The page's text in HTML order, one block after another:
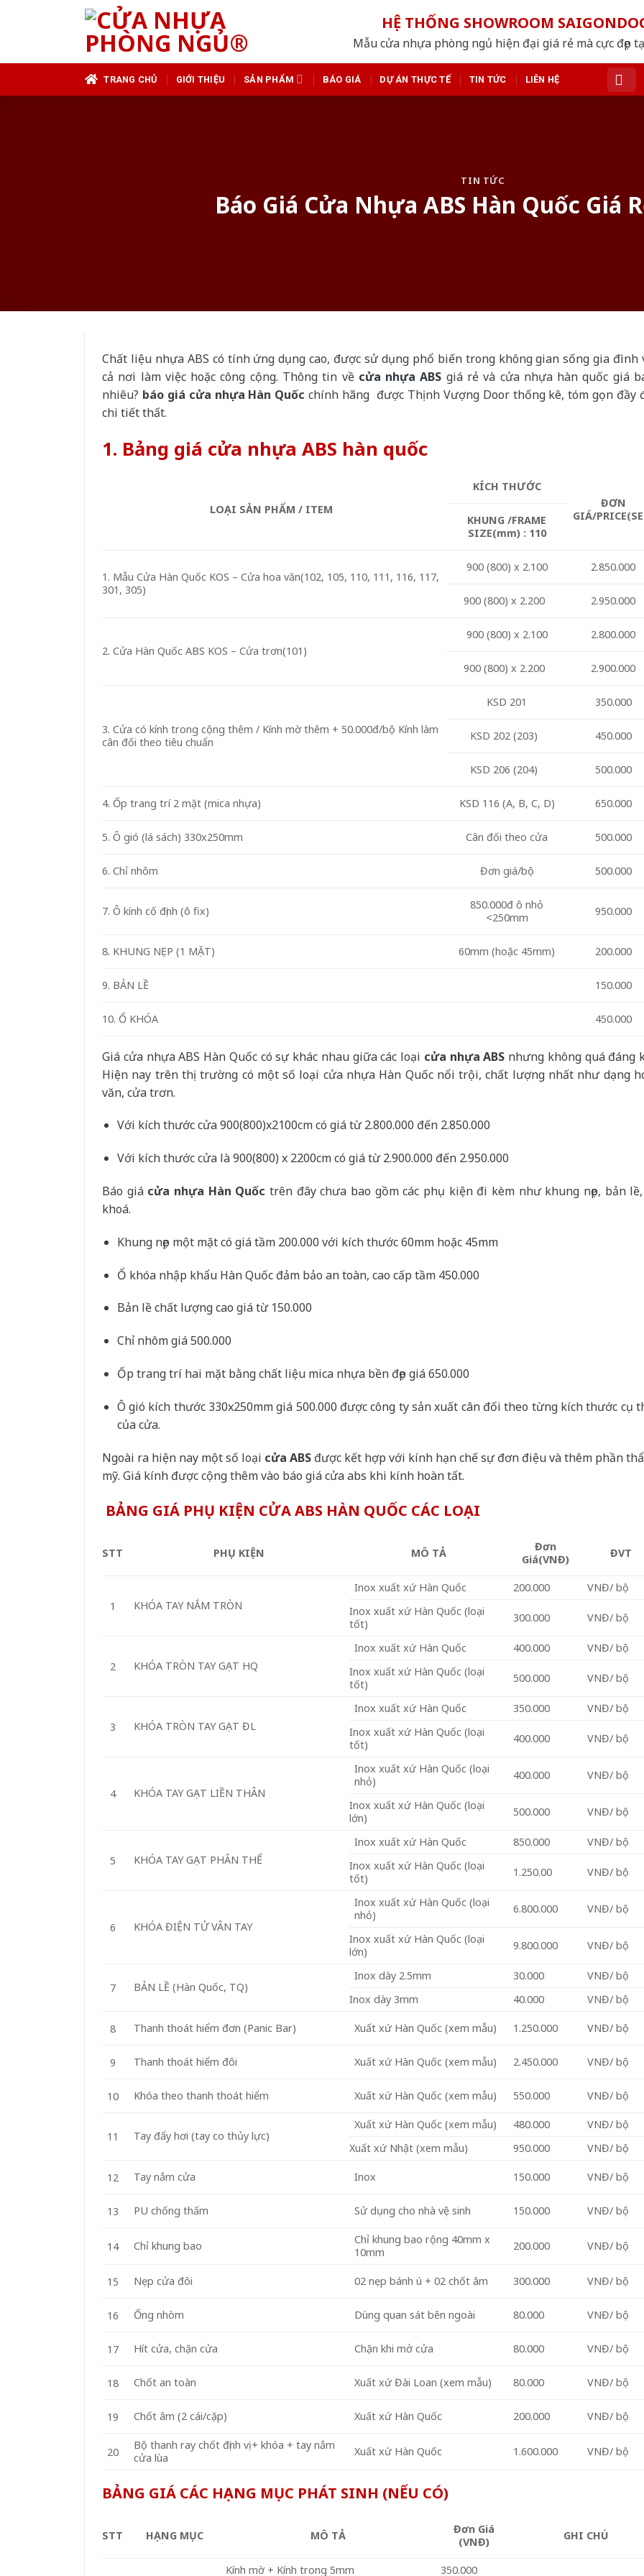
HỆ THỐNG SHOWROOM
Mẫu cửa nhựa phòng ngủ hiện đại giá rẻ mà cực đẹp
TRANG CHỦ GIỚI THIỆU SẢN PHẨM BÁO GIÁ DỰ ÁN THỰC TẾ TIN TỨC LIÊN HỆ
TIN TỨC
Báo Giá Cửa Nhựa ABS Hàn Quốc Giá
Chất liệu nhựa ABS có tính ứng dụng cao, được sử dụng phổ biến trong không gian sống gia đình
cả nơi làm việc hoặc công cộng. Thông tin về cửa nhựa ABS giá rẻ và cửa nhựa hàn quốc giá
nhiêu? báo giá cửa nhựa Hàn Quốcchính hãng được Thịnh Vượng Door thống kê, tóm gọn đầy
chi tiết thất.
1. Bảng giá cửa nhựa ABS hàn quốc
LOẠI SẢN PHẨM / ITEM
KÍCH THƯỚC
ĐƠN
GIÁ/
KHUNG /FRAME
SIZE(mm) : 110
1. Mẫu Cửa Hàn Quốc KOS – Cửa hoa văn(102, 105, 110, 111, 116, 117,
301, 305)
900 (800) x 2.100 2.850.000
900 (800) x 2.200 2.950.000
2. Cửa Hàn Quốc ABS KOS – Cửa trơn(101)
900 (800) x 2.100 2.800.000
900 (800) x 2.200 2.900.000
3. Cửa có kính trong cộng thêm / Kính mờ thêm + 50.000đ/bộ Kính làm
cân đối theo tiêu chuẩn
KSD 201 350.000
KSD 202 (203) 450.000
KSD 206 (204) 500.000
4. Ốp trang trí 2 mặt (mica nhựa) KSD 116 (A, B, C, D) 650.000
5. Ô gió (lá sách) 330x250mm Cân đối theo cửa 500.000
6. Chỉ nhôm Đơn giá/bộ 500.000
7. Ô kính cố định (ô fix)
850.000đ ô nhỏ
<250mm
950.000
8. KHUNG NẸP (1 MẶT) 60mm (hoặc 45mm) 200.000
9. BẢN LỀ 150.000
10. Ổ KHÓA 450.000
Giá cửa nhựa ABS Hàn Quốc có sự khác nhau giữa các loại cửa nhựa ABS nhưng không quá đáng
Hiện nay trên thị trường có một số loại cửa nhựa Hàn Quốc nổi trội, chất lượng nhất như dạng
văn, cửa trơn.
Với kích thước cửa 900(800)x2100cm có giá từ 2.800.000 đến 2.850.000
Với kích thước cửa là 900(800) x 2200cm có giá từ 2.900.000 đến 2.950.000
Báo giá cửa nhựa Hàn Quốctrên đây chưa bao gồm các phụ kiện đi kèm như khung nẹp, bản
khoá.
Khung nẹp một mặt có giá tầm 200.000 với kích thước 60mm hoặc 45mm
Ổ khóa nhập khẩu Hàn Quốc đảm bảo an toàn, cao cấp tầm 450.000
Bản lề chất lượng cao giá từ 150.000
Chỉ nhôm giá 500.000
Ốp trang trí hai mặt bằng chất liệu mica nhựa bền đẹp giá 650.000
Ô gió kích thước 330x250mm giá 500.000 được công ty sản xuất cân đối theo từng kích thước cụ
của cửa.
Ngoài ra hiện nay một số loại cửa ABS được kết hợp với kính hạn chế sự đơn điệu và thêm phần
mỹ. Giá kính được cộng thêm vào báo giá cửa abs khi kính hoàn tất.
BẢNG GIÁ PHỤ KIỆN CỬA ABS HÀN QUỐC CÁC LOẠI
STT PHỤ KIỆN MÔ TẢ
Đơn
Giá(VNĐ)
ĐVT
1 KHÓA TAY NẮM TRÒN
Inox xuất xứ Hàn Quốc 200.000
VNĐ/ bộ
Inox xuất xứ Hàn Quốc (loại
tốt)
300.000 VNĐ/ bộ
2 KHÓA TRÒN TAY GẠT HQ
Inox xuất xứ Hàn Quốc 400.000
VNĐ/ bộ
Inox xuất xứ Hàn Quốc (loại
tốt)
500.000 VNĐ/ bộ
3 KHÓA TRÒN TAY GẠT ĐL
Inox xuất xứ Hàn Quốc 350.000
VNĐ/ bộ
Inox xuất xứ Hàn Quốc (loại
tốt)
400.000 VNĐ/ bộ
4 KHÓA TAY GẠT LIỀN THÂN
Inox xuất xứ Hàn Quốc (loại
nhỏ)
400.000 VNĐ/ bộ
Inox xuất xứ Hàn Quốc (loại
lớn)
500.000 VNĐ/ bộ
5 KHÓA TAY GẠT PHÂN THỂ
Inox xuất xứ Hàn Quốc 850.000
VNĐ/ bộ
Inox xuất xứ Hàn Quốc (loại
tốt)
1.250.00 VNĐ/ bộ
6 KHÓA ĐIỆN TỬ VÂN TAY
Inox xuất xứ Hàn Quốc (loại
nhỏ)
6.800.000 VNĐ/ bộ
Inox xuất xứ Hàn Quốc (loại
lớn)
9.800.000 VNĐ/ bộ
7 BẢN LỀ (Hàn Quốc, TQ)
Inox dày 2.5mm 30.000
VNĐ/ bộ
Inox dày 3mm
40.000 VNĐ/ bộ
8 Thanh thoát hiểm đơn (Panic Bar) Xuất xứ Hàn Quốc (xem mẫu) 1.250.000 VNĐ/ bộ
9 Thanh thoát hiểm đôi Xuất xứ Hàn Quốc (xem mẫu) 2.450.000 VNĐ/ bộ
10 Khóa theo thanh thoát hiểm Xuất xứ Hàn Quốc (xem mẫu) 550.000 VNĐ/ bộ
11 Tay đẩy hơi (tay co thủy lực)
Xuất xứ Hàn Quốc (xem mẫu) 480.000
VNĐ/ bộ
Xuất xứ Nhật (xem mẫu)
950.000 VNĐ/ bộ
12 Tay nắm cửa Inox 150.000 VNĐ/ bộ
13 PU chống thấm Sử dụng cho nhà vệ sinh 150.000 VNĐ/ bộ
14 Chỉ khung bao
Chỉ khung bao rộng 40mm x
10mm
200.000 VNĐ/ bộ
15 Nẹp cửa đôi 02 nẹp bánh ú + 02 chốt âm 300.000 VNĐ/ bộ
16 Ống nhòm Dùng quan sát bên ngoài 80.000 VNĐ/ bộ
17 Hít cửa, chặn cửa Chặn khi mở cửa 80.000 VNĐ/ bộ
18 Chốt an toàn Xuất xứ Đài Loan (xem mẫu) 80.000 VNĐ/ bộ
19 Chốt âm (2 cái/cặp) Xuất xứ Hàn Quốc 200.000 VNĐ/ bộ
20
Bộ thanh ray chốt định vị + khóa + tay nắm
cửa lùa
Xuất xứ Hàn Quốc 1.600.000 VNĐ/ bộ
BẢNG GIÁ CÁC HẠNG MỤC PHÁT SINH (NẾU CÓ)
STT HẠNG MỤC MÔ TẢ
Đơn Giá
(VNĐ)
GHI CHÚ
Kính mờ + Kính trong 5mm 350.000